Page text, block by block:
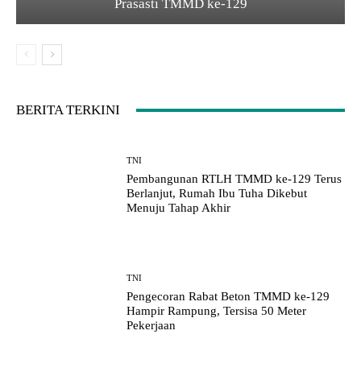
Prasasti TMMD ke-129
BERITA TERKINI
TNI
Pembangunan RTLH TMMD ke-129 Terus
Berlanjut, Rumah Ibu Tuha Dikebut
Menuju Tahap Akhir
TNI
Pengecoran Rabat Beton TMMD ke-129
Hampir Rampung, Tersisa 50 Meter
Pekerjaan